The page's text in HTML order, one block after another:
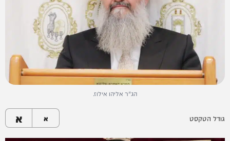
הג"ר אליהו אילוז.
גודל הטקסט א א